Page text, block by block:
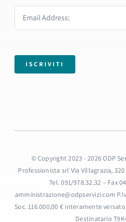
ISCRIVITI
© Copyright 2023 - 2026 ODP
Professionista srl Via Villagrazia, 320
Tel. 091/978.32.32 – Fax
amministrazione@odpservizi.com
Soc. 116.000,00 € interamente
Destinatario